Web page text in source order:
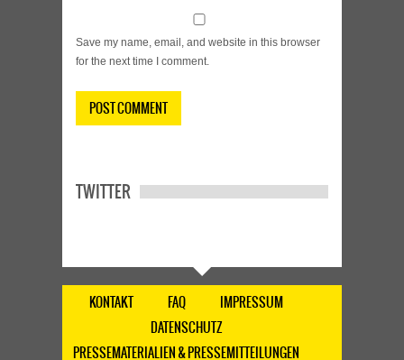
Save my name, email, and website in this browser
for the next time I comment.
TWITTER
KONTAKT FAQ
IMPRESSUM
DATENSCHUTZ
PRESSEMATERIALIEN & PRESSEMITTEILUNGEN